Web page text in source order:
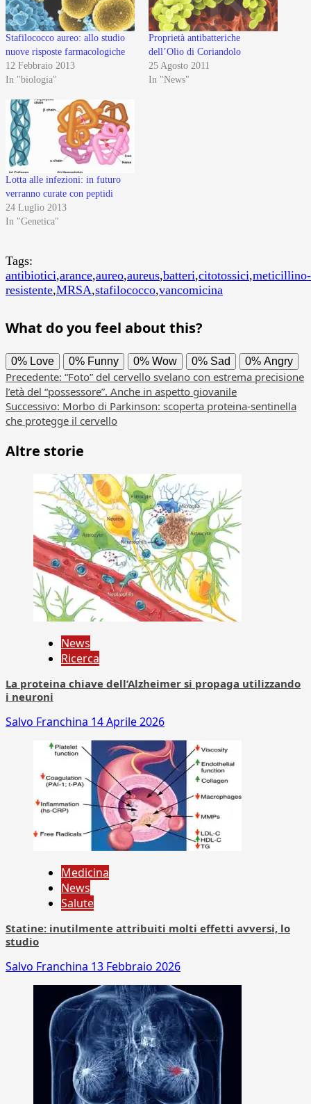
Stafilococco aureo: allo studio
nuove risposte farmacologiche
12 Febbraio 2013
In "biologia"
Proprietà antibatteriche
dell’Olio di Coriandolo
25 Agosto 2011
In "News"
Lotta alle infezioni: in futuro
verranno curate con peptidi
24 Luglio 2013
In "Genetica"
Tags:
antibiotici,arance,aureo,aureus,batteri,citotossici,meticillino-
resistente,MRSA,stafilococco,vancomicina
What do you feel about this?
0% Love 0% Funny 0% Wow 0% Sad 0% Angry
Navigazione
articolo
Precedente: “Foto” del cervello svelano con estrema precisione
l’età del “possessore”. Anche in aspetto giovanile
Successivo: Morbo di Parkinson: scoperta proteina-sentinella
che protegge il cervello
Altre storie
News
Ricerca
La proteina chiave dell’Alzheimer si propaga utilizzando
i neuroni
Salvo Franchina 14 Aprile 2026
Medicina
News
Salute
Statine: inutilmente attribuiti molti effetti avversi, lo
studio
Salvo Franchina 13 Febbraio 2026